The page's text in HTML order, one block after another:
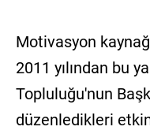
Motivasyon
2011 yılından bu
Topluluğu'nun
düzenledikleri